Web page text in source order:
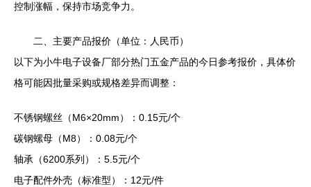
控制涨幅，保持市场竞争力。
二、主要产品报价（单位：人民币）
以下为小牛电子设备厂部分热门五金产品的今日参考报价，具体价
格可能因批量采购或规格差异而调整：
不锈钢螺丝（M6×20mm）：0.15元/个
碳钢螺母（M8）：0.08元/个
轴承（6200系列）：5.5元/个
电子配件外壳（标准型）：12元/件